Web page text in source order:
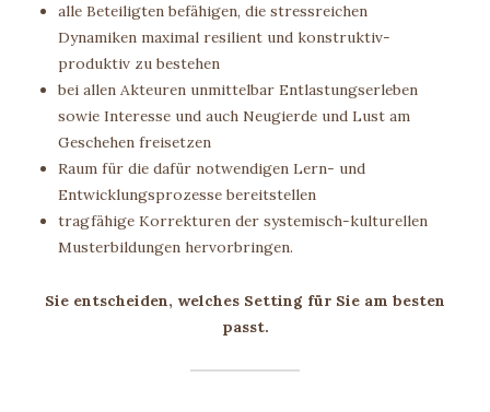
alle Beteiligten befähigen, die stressreichen
Dynamiken maximal resilient und konstruktiv-
produktiv zu bestehen
bei allen Akteuren unmittelbar Entlastungserleben
sowie Interesse und auch Neugierde und Lust am
Geschehen freisetzen
Raum für die dafür notwendigen Lern- und
Entwicklungsprozesse bereitstellen
tragfähige Korrekturen der systemisch-kulturellen
Musterbildungen hervorbringen.
Sie entscheiden, welches Setting für Sie am besten
passt.